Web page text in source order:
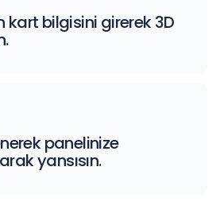
kart bilgisini girerek 3D
panelinize
yansısın.